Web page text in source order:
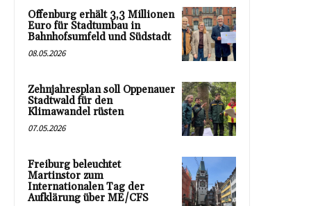
Offenburg erhält 3,3 Millionen
Euro für Stadtumbau in
Bahnhofsumfeld und Südstadt
08.05.2026
Zehnjahresplan soll Oppenauer
Stadtwald für den
Klimawandel rüsten
07.05.2026
Freiburg beleuchtet
Martinstor zum
Internationalen Tag der
Aufklärung über ME/CFS